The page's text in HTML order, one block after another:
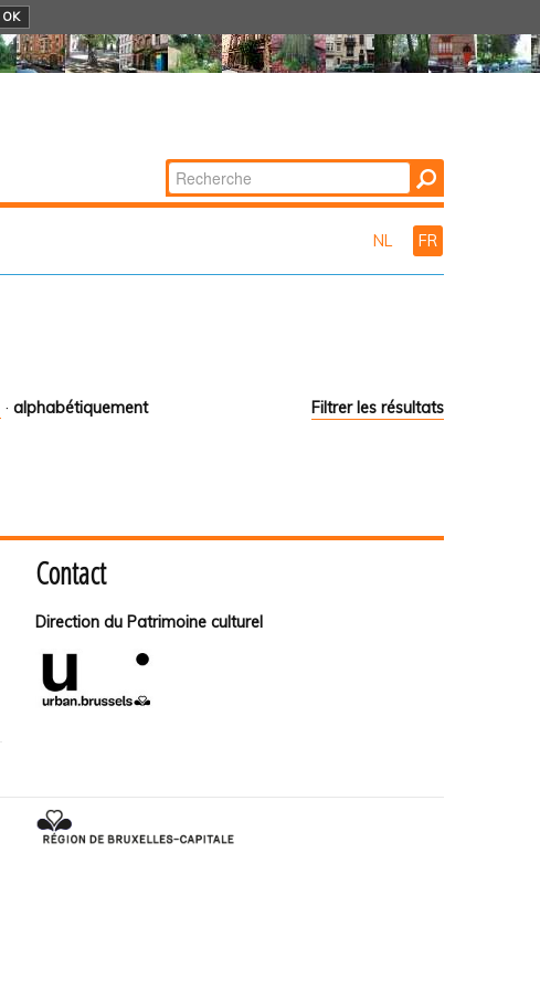
OK
Chercher par
Recherche
NL FR
Filtrer les résultats
· alphabétiquement
Contact
Direction du Patrimoine culturel